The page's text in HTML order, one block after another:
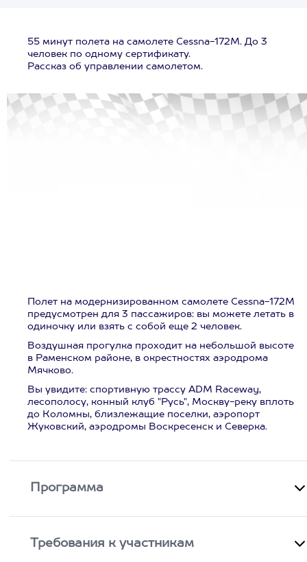
55 минут полета на самолете Cessna-172M. До 3
человек по одному сертификату.
Рассказ об управлении самолетом.
Полет на модернизированном самолете Cessna-172M
предусмотрен для 3 пассажиров: вы можете летать в
одиночку или взять с собой еще 2 человек.
Воздушная прогулка проходит на небольшой высоте
в Раменском районе, в окрестностях аэродрома
Мячково.
Вы увидите: спортивную трассу ADM Raceway,
лесополосу, конный клуб "Русь", Москву-реку вплоть
до Коломны, близлежащие поселки, аэропорт
Жуковский, аэродромы Воскресенск и Северка.
Программа
Требования к участникам